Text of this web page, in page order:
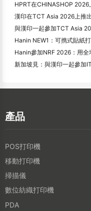
HPRT在CHINASHOP 2026
漢印在TCT Asia 2026上推
與漢印一起參加TCT Asia
Hanin NEW1：可擕式貼紙
Hanin參加NRF 2026：用
新加坡見：與漢印一起參加
產品
POS打印機
移動打印機
掃描儀
數位紡織打印機
PDA